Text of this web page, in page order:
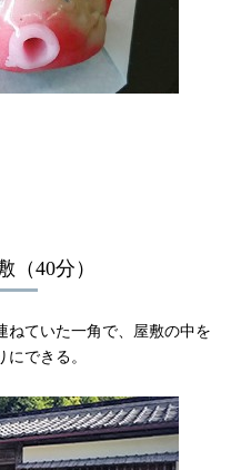
（40分）
ねていた一角で、屋敷の中を
できる。